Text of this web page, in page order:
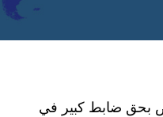
بحق ضابط كبير في